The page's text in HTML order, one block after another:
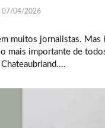
07/04/2026
muitos jornalistas. Mas
mais importante de